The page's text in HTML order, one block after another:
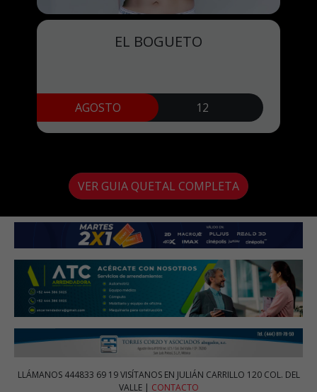
EL BOGUETO
AGOSTO 12
VER GUIA QUETAL COMPLETA
LLÁMANOS 444833 69 19VISÍTANOS EN JULIÁN CARRILLO 120 COL. DEL
VALLE | CONTACTO